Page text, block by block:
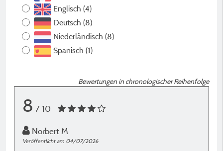
Englisch (4)
Deutsch (8)
Niederländisch (8)
Spanisch (1)
Bewertungen in chronologischer Reihenfolge
8 / 10
Norbert M
Veröffentlicht am 04/07/2026